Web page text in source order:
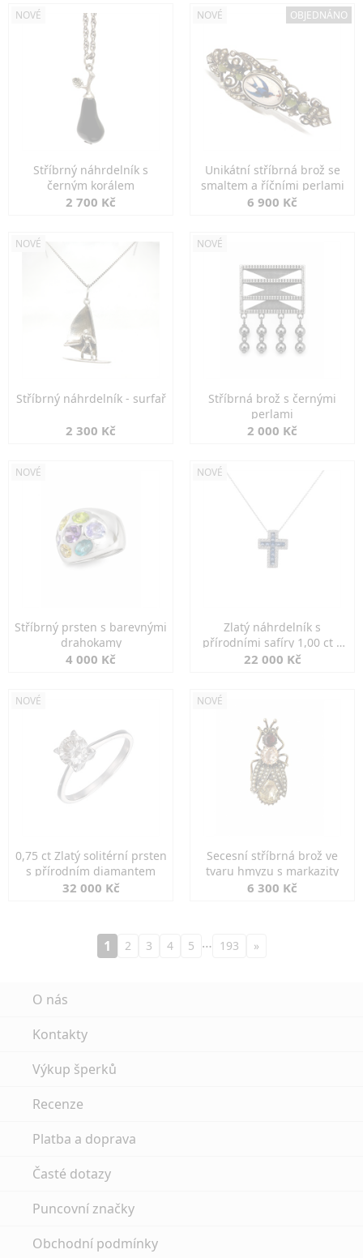
NOVÉ
Stříbrný náhrdelník s
černým korálem
2 700 Kč
NOVÉ OBJEDNÁNO
Unikátní stříbrná brož se
smaltem a říčními perlami
6 900 Kč
NOVÉ
Stříbrný náhrdelník - surfař
2 300 Kč
NOVÉ
Stříbrná brož s černými
perlami
2 000 Kč
NOVÉ
Stříbrný prsten s barevnými
drahokamy
4 000 Kč
NOVÉ
Zlatý náhrdelník s
přírodními safíry 1,00 ct a
diamanty
22 000 Kč
NOVÉ
0,75 ct Zlatý solitérní prsten
s přírodním diamantem
32 000 Kč
NOVÉ
Secesní stříbrná brož ve
tvaru hmyzu s markazity
6 300 Kč
1 2 3 4 5 … 193 »
O nás
Kontakty
Výkup šperků
Recenze
Platba a doprava
Časté dotazy
Puncovní značky
Obchodní podmínky